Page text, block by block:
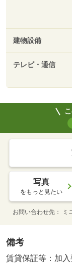
建物設備
テレビ・通信
写真
をもっと見たい
お問い合わせ先 ミ
備考
賃貸保証等：加